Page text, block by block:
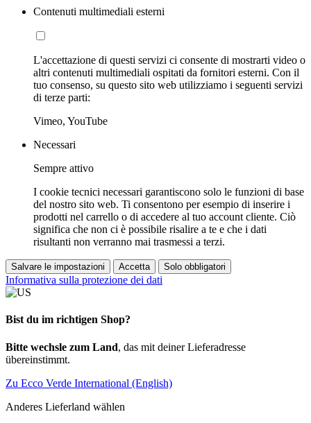
Contenuti multimediali esterni
L'accettazione di questi servizi ci consente di mostrarti video o
altri contenuti multimediali ospitati da fornitori esterni. Con il
tuo consenso, su questo sito web utilizziamo i seguenti servizi
di terze parti:
Vimeo, YouTube
Necessari
Sempre attivo
I cookie tecnici necessari garantiscono solo le funzioni di base
del nostro sito web. Ti consentono per esempio di inserire i
prodotti nel carrello o di accedere al tuo account cliente. Ciò
significa che non ci è possibile risalire a te e che i dati
risultanti non verranno mai trasmessi a terzi.
Salvare le impostazioni Accetta Solo obbligatori
Informativa sulla protezione dei dati
Bist du im richtigen Shop?
Bitte wechsle zum Land, das mit deiner Lieferadresse
übereinstimmt.
Zu Ecco Verde International (English)
Anderes Lieferland wählen